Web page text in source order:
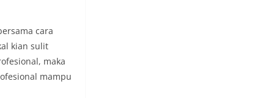
cara
kian sulit
maka
mampu